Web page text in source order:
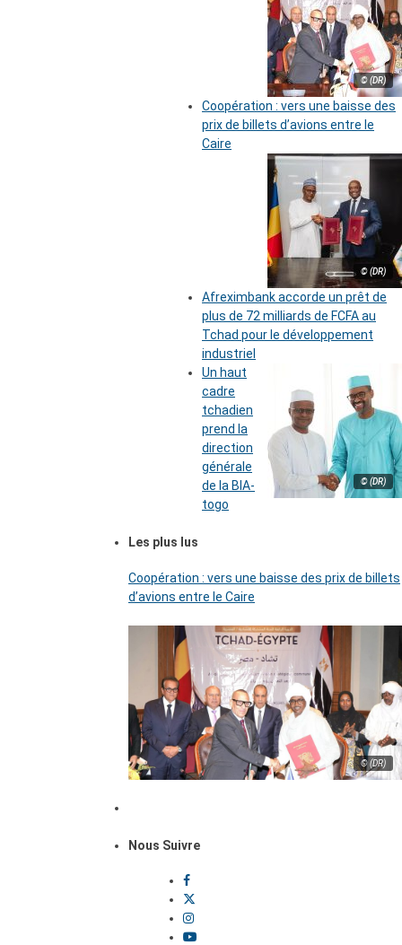
© (DR)
Coopération : vers une baisse des
prix de billets d’avions entre le
Caire
© (DR)
Afreximbank accorde un prêt de
plus de 72 milliards de FCFA au
Tchad pour le développement
industriel
© (DR)
Un haut
cadre
tchadien
prend la
direction
générale
de la BIA-
togo
Les plus lus
Coopération : vers une baisse des prix de billets
d’avions entre le Caire
© (DR)
Nous Suivre